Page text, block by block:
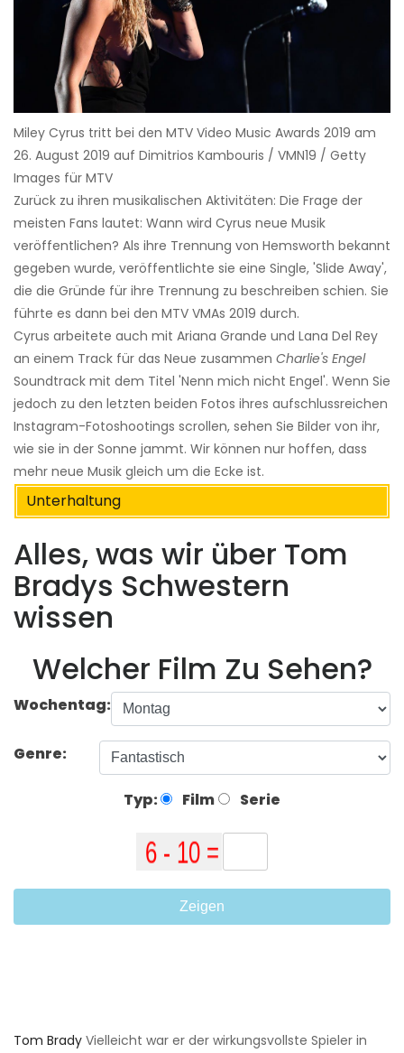
Miley Cyrus tritt bei den MTV Video Music Awards 2019 am
26. August 2019 auf Dimitrios Kambouris / VMN19 / Getty
Images für MTV
Zurück zu ihren musikalischen Aktivitäten: Die Frage der
meisten Fans lautet: Wann wird Cyrus neue Musik
veröffentlichen? Als ihre Trennung von Hemsworth bekannt
gegeben wurde, veröffentlichte sie eine Single, 'Slide Away',
die die Gründe für ihre Trennung zu beschreiben schien. Sie
führte es dann bei den MTV VMAs 2019 durch.
Cyrus arbeitete auch mit Ariana Grande und Lana Del Rey
an einem Track für das Neue zusammen Charlie's Engel
Soundtrack mit dem Titel 'Nenn mich nicht Engel'. Wenn Sie
jedoch zu den letzten beiden Fotos ihres aufschlussreichen
Instagram-Fotoshootings scrollen, sehen Sie Bilder von ihr,
wie sie in der Sonne jammt. Wir können nur hoffen, dass
mehr neue Musik gleich um die Ecke ist.
Unterhaltung
Alles, was wir über Tom
Bradys Schwestern
wissen
Welcher Film Zu Sehen?
Wochentag:
Genre:
Typ: Film Serie
Zeigen
Tom Brady Vielleicht war er der wirkungsvollste Spieler in